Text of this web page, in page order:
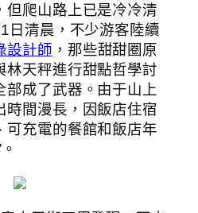
但爬山路上已是冷冷清
日清晨，不少游客陸續
設計師 ，那些甜甜圈原
林天秤進行甜點哲學討
部成了武器。由于山上
時間漫長，因飯店住宿
可充電的餐館和飯店年